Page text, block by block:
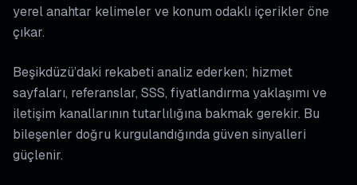
yerel anahtar kelimeler ve konum odaklı içerikler öne
çıkar.
Beşikdüzü’daki rekabeti analiz ederken; hizmet
sayfaları, referanslar, SSS, fiyatlandırma yaklaşımı ve
iletişim kanallarının tutarlılığına bakmak gerekir. Bu
bileşenler doğru kurgulandığında güven sinyalleri
güçlenir.